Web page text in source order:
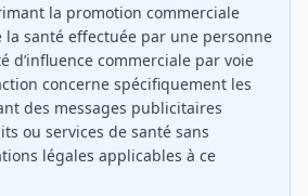
la promotion commerciale
la santé effectuée par une personne
d’influence commerciale par voie
concerne spécifiquement les
des messages publicitaires
ou services de santé sans
légales applicables à ce